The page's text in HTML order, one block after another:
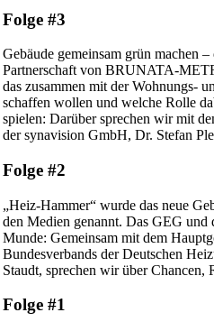
Folge #3
Gebäude gemeinsam grün machen
Partnerschaft von BRUNATA-
das zusammen mit der Wohnungs-
schaffen wollen und welche Rolle
spielen: Darüber sprechen wir mit
der synavision GmbH, Dr. Stefan
Folge #2
„Heiz-Hammer“ wurde das neue
den Medien genannt. Das GEG
Munde: Gemeinsam mit dem
Bundesverbands der Deutschen
Staudt, sprechen wir über Chancen,
Folge #1